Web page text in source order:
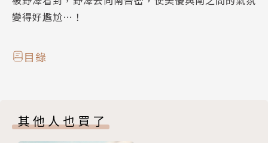
變得好尷尬…！
目錄
其他人也買了